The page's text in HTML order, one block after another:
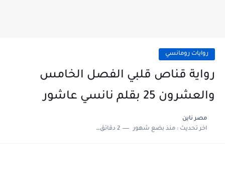
روايات رومانسي
رواية قناص قلبي الفصل الخامس
والعشرون 25 بقلم نانسي عاشور
مصر ناين
اخر تحديث :منذ بضع شهور 2 دقائق للقراءة